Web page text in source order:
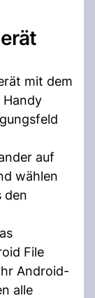
mit dem
Handy
auf
wählen
den
File
Android-
alle